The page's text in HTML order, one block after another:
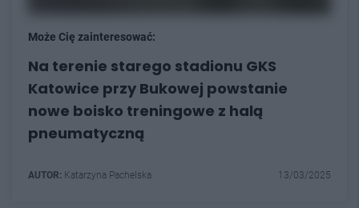
Może Cię zainteresować:
Na terenie starego stadionu GKS
Katowice przy Bukowej powstanie
nowe boisko treningowe z halą
pneumatyczną
AUTOR: Katarzyna Pachelska 13/03/2025